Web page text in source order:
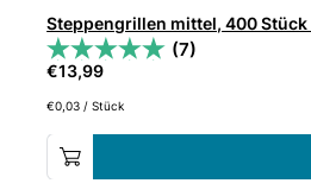
Steppengrillen mittel, 400 Stück
(7)
€13,99
€0,03 /Stück